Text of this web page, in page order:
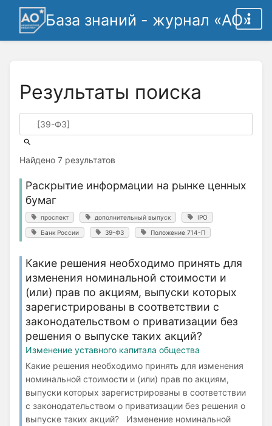
База знаний - журнал «АО»
Результаты поиска
Найдено 7 результатов
Раскрытие информации на рынке ценных
бумаг
проспект дополнительный выпуск IPO
Банк России 39-ФЗ Положение 714-П
Какие решения необходимо принять для
изменения номинальной стоимости и
(или) прав по акциям, выпуски которых
зарегистрированы в соответствии с
законодательством о приватизации без
решения о выпуске таких акций?
Изменение уставного капитала общества
Какие решения необходимо принять для изменения
номинальной стоимости и (или) прав по акциям,
выпуски которых зарегистрированы в соответствии
с законодательством о приватизации без решения о
выпуске таких акций? Изменение номинальной